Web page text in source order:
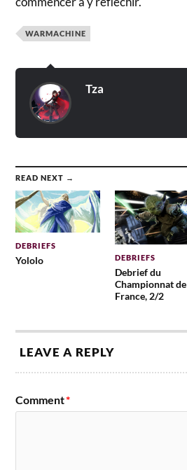
WARMACHINE
Tza
READ NEXT →
DEBRIEFS
Yololo DEBRIEFS
Debrief du
Championnat de
France, 2/2
LEAVE A REPLY
Comment*